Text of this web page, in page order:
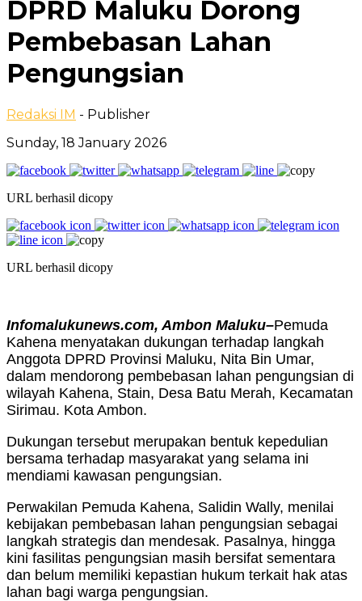
DPRD Maluku Dorong
Pembebasan Lahan
Pengungsian
Redaksi IM - Publisher
Sunday, 18 January 2026
URL berhasil dicopy
URL berhasil dicopy
Infomalukunews.com, Ambon Maluku–Pemuda
Kahena menyatakan dukungan terhadap langkah
Anggota DPRD Provinsi Maluku, Nita Bin Umar,
dalam mendorong pembebasan lahan pengungsian di
wilayah Kahena, Stain, Desa Batu Merah, Kecamatan
Sirimau. Kota Ambon.
Dukungan tersebut merupakan bentuk kepedulian
bersama terhadap masyarakat yang selama ini
mendiami kawasan pengungsian.
Perwakilan Pemuda Kahena, Salidin Wally, menilai
kebijakan pembebasan lahan pengungsian sebagai
langkah strategis dan mendesak. Pasalnya, hingga
kini fasilitas pengungsian masih bersifat sementara
dan belum memiliki kepastian hukum terkait hak atas
lahan bagi warga pengungsian.